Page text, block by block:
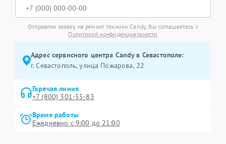
Отправляя заявку на ремонт техники Candy, Вы соглашаетесь с
Политикой конфиденциальности
Адрес сервисного центра Candy в Севастополе:
г. Севастополь, улица Пожарова, 22
Горячая линия
+7 (800) 301-55-83
Время работы
Ежедневно с 9:00 до 21:00